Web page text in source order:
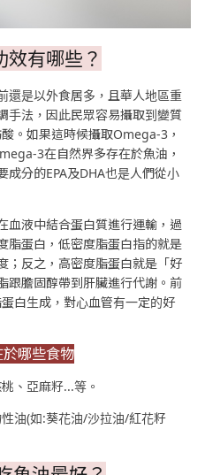
有哪些？
是以外食居多，且華人地區重
手法，因此民眾容易攝取到變質
。如果這時候攝取Omega-3，
3在自然界多存在於魚油，
分的EPA及DHA也是人們從小
液中結合蛋白質進行運輸，過
脂蛋白，低密度脂蛋白指的就是
；反之，高密度脂蛋白就是「好
跟膽固醇帶到肝臟進行代謝。前
白生成，對心血管有一定的好
哪些食物
、亞麻籽...等。
油(如:葵花油/沙拉油/紅花籽